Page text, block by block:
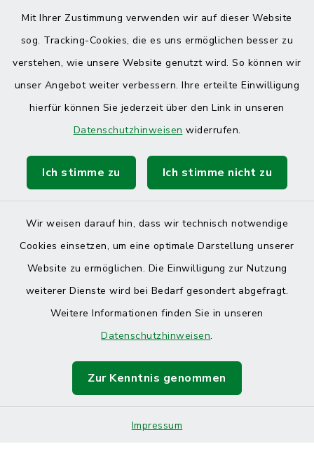
Mit Ihrer Zustimmung verwenden wir auf dieser Website
sog. Tracking-Cookies, die es uns ermöglichen besser zu
verstehen, wie unsere Website genutzt wird. So können wir
unser Angebot weiter verbessern. Ihre erteilte Einwilligung
hierfür können Sie jederzeit über den Link in unseren
Datenschutzhinweisen widerrufen.
Ich stimme zu Ich stimme nicht zu
Wir weisen darauf hin, dass wir technisch notwendige
Cookies einsetzen, um eine optimale Darstellung unserer
Website zu ermöglichen. Die Einwilligung zur Nutzung
weiterer Dienste wird bei Bedarf gesondert abgefragt.
Weitere Informationen finden Sie in unseren
Datenschutzhinweisen.
Zur Kenntnis genommen
Impressum
Barrierefreiheit
Sitemap